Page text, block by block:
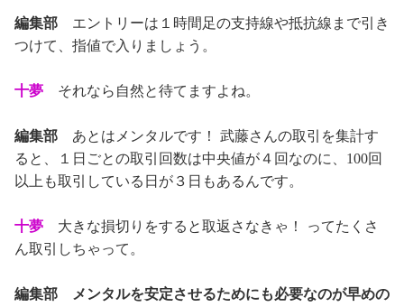
編集部 エントリーは１時間足の支持線や抵抗線まで引き
つけて、指値で入りましょう。
十夢 それなら自然と待てますよね。
編集部 あとはメンタルです！ 武藤さんの取引を集計す
ると、１日ごとの取引回数は中央値が４回なのに、100回
以上も取引している日が３日もあるんです。
十夢 大きな損切りをすると取返さなきゃ！ ってたくさ
ん取引しちゃって。
編集部
メンタルを安定させるためにも必要なのが早めの